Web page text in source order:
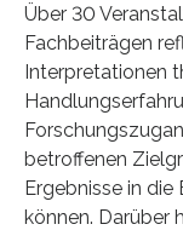
Über 30
Fachbeiträgen
Interpretationen
betroffenen
Ergebnisse in
können. Darüber